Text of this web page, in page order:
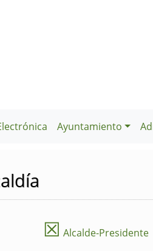
Ayuntamiento
☒ Alcalde-Presidente